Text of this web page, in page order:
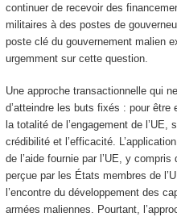
continuer de recevoir des
militaires à des postes de
poste clé du gouvernement malien
urgemment sur cette question.
Une approche transactionnelle qui
d’atteindre les buts fixés : pour
la totalité de l’engagement de l’UE,
crédibilité et l’efficacité.
de l’aide fournie par l’UE, y
perçue par les États membres de
l’encontre du développement des
armées maliennes. Pourtant,